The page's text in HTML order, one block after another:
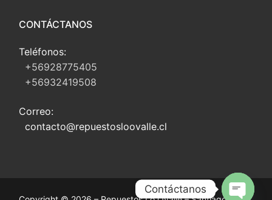
CONTÁCTANOS
Teléfonos:
+56928775405
+56932419508
Correo:
contacto@repuestosloovalle.cl
Contáctanos